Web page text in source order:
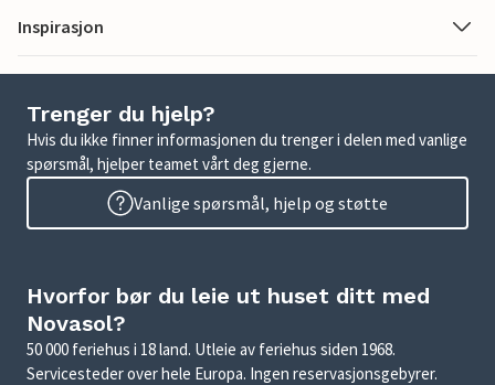
Inspirasjon
Trenger du hjelp?
Hvis du ikke finner informasjonen du trenger i delen med vanlige
spørsmål, hjelper teamet vårt deg gjerne.
Vanlige spørsmål, hjelp og støtte
Hvorfor bør du leie ut huset ditt med
Novasol?
50 000 feriehus i 18 land. Utleie av feriehus siden 1968.
Servicesteder over hele Europa. Ingen reservasjonsgebyrer.